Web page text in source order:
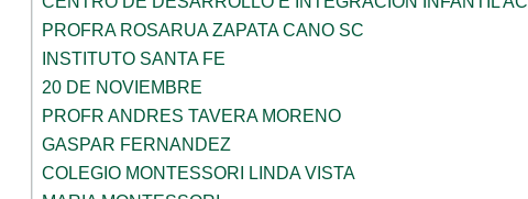
PROFRA ROSARUA ZAPATA CANO SC
INSTITUTO SANTA FE
20 DE NOVIEMBRE
PROFR ANDRES TAVERA MORENO
GASPAR FERNANDEZ
COLEGIO MONTESSORI LINDA VISTA